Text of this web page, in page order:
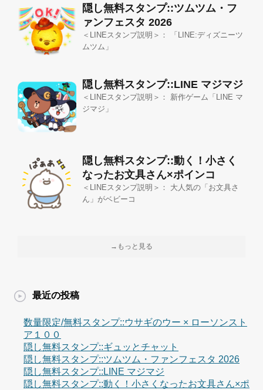
隠し無料スタンプ::ツムツム・フ
ァンフェスタ 2026
＜LINEスタンプ説明＞： 「LINE:ディズニーツ
ムツム」
隠し無料スタンプ::LINE マジマジ
＜LINEスタンプ説明＞： 新作ゲーム「LINE マ
ジマジ」
隠し無料スタンプ::動く！小さく
なったお文具さん×ポインコ
＜LINEスタンプ説明＞： 大人気の「お文具さ
ん」がベビーコ
→もっと見る
最近の投稿
数量限定/無料スタンプ::ウサギのウー × ローソンスト
ア１００
隠し無料スタンプ::ギュッとチャット
隠し無料スタンプ::ツムツム・ファンフェスタ 2026
隠し無料スタンプ::LINE マジマジ
隠し無料スタンプ::動く！小さくなったお文具さん×ポ